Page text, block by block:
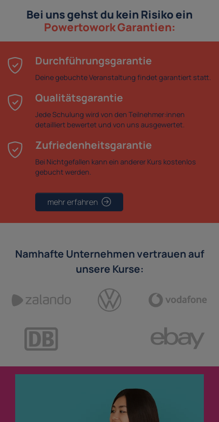
Bei uns gehst du kein Risiko ein
Powertowork Garantien:
Durchführungsgarantie
Deine gebuchte Veranstaltung findet garantiert statt.
Qualitätsgarantie
Jede Schulung wird von den Teilnehmer:innen
detailliert bewertet und von uns ausgewertet.
Zufriedenheitsgarantie
Bei Nichtgefallen kann ein anderer Kurs kostenlos
gebucht werden.
mehr erfahren
Namhafte Unternehmen vertrauen auf
unsere Kurse: